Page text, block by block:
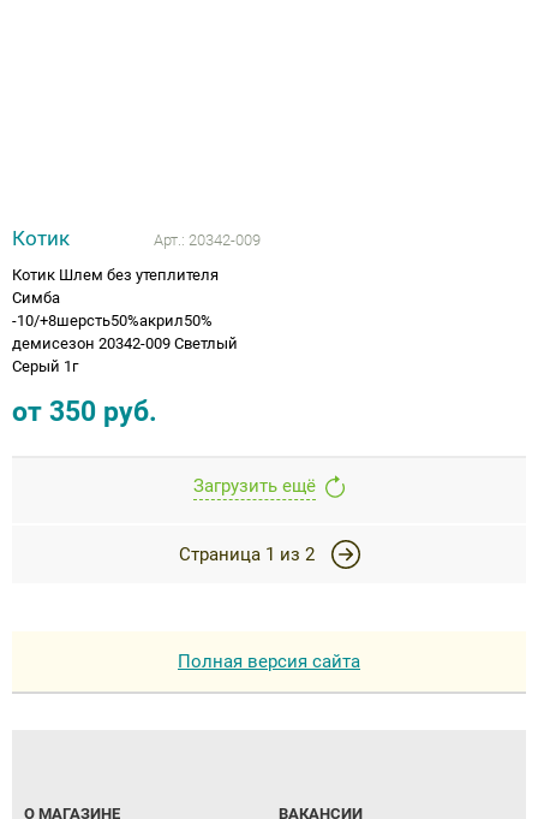
Котик Арт.: 20342-009
Котик Шлем без утеплителя
Симба
-10/+8шерсть50%акрил50%
демисезон 20342-009 Светлый
Серый 1г
от 350 руб.
Загрузить ещё
Страница 1 из 2
Полная версия сайта
О МАГАЗИНЕ ВАКАНСИИ